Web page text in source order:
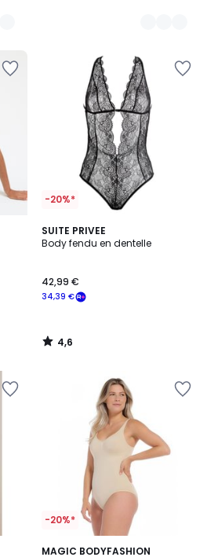
-20%*
SUITE PRIVEE
Body fendu en dentelle
34,39 €
42,99 €
4,6
/ 5
4,6
/
-20%*
MAGIC BODYFASHION
3,5
2